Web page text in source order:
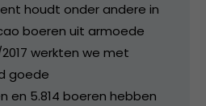
houdt onder andere in
boeren uit armoede
2017 werkten we met
goede
en 5.814 boeren hebben